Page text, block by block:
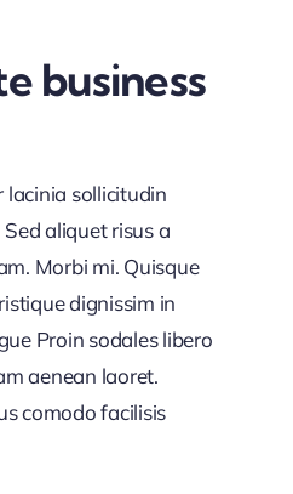
business
lacinia sollicitudin
aliquet risus a
Morbi mi. Quisque
dignissim in
Proin sodales libero
aenean laoret.
comodo facilisis